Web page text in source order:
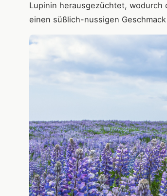
Lupinin herausgezüchtet, wodurch
einen süßlich-nussigen